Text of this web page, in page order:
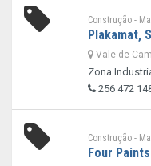
Construção -
Plakamat,
Vale de
Zona
256 472
Construção -
Four Paints